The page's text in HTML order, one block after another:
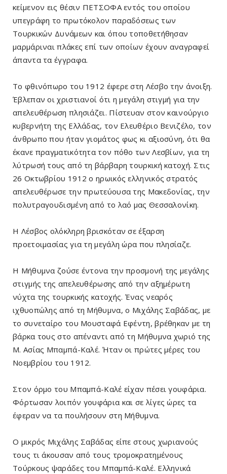
κείμενον εις θέσιν ΠΕΤΣΟΦΑ εντός του οποίου
υπεγράφη το πρωτόκολον παραδόσεως των
Τουρκικών Δυνάμεων και όπου τοποθετήθησαν
μαρμάριναι πλάκες επί των οποίων έχουν αναγραφεί
άπαντα τα έγγραφα.
Το φθινόπωρο του 1912 έφερε στη Λέσβο την άνοιξη.
Έβλεπαν οι χριστιανοί ότι η μεγάλη στιγμή για την
απελευθέρωση πλησιάζει. Πίστευαν στον καινούργιο
κυβερνήτη της Ελλάδας, τον Ελευθέριο Βενιζέλο, τον
άνθρωπο που ήταν γιομάτος φως κι αξιοσύνη, ότι θα
έκανε πραγματικότητα τον πόθο των Λεσβίων, για τη
λύτρωσή τους από τη βάρβαρη τουρκική κατοχή. Στις
26 Οκτωβρίου 1912 ο ηρωικός ελληνικός στρατός
απελευθέρωσε την πρωτεύουσα της Μακεδονίας, την
πολυτραγουδισμένη από το λαό μας Θεσσαλονίκη.
Η Λέσβος ολόκληρη βρισκόταν σε έξαρση
προετοιμασίας για τη μεγάλη ώρα που πλησίαζε.
Η Μήθυμνα ζούσε έντονα την προσμονή της μεγάλης
στιγμής της απελευθέρωσης από την αξημέρωτη
νύχτα της τουρκικής κατοχής. Ένας νεαρός
ιχθυοπώλης από τη Μήθυμνα, ο Μιχάλης Σαβάδας, με
το συνεταίρο του Μουσταφά Εφέντη, βρέθηκαν με τη
βάρκα τους στο απέναντι από τη Μήθυμνα χωριό της
Μ. Ασίας Μπαμπά-Καλέ. Ήταν οι πρώτες μέρες του
Νοεμβρίου του 1912.
Στον όρμο του Μπαμπά-Καλέ είχαν πέσει γουφάρια.
Φόρτωσαν λοιπόν γουφάρια και σε λίγες ώρες τα
έφεραν να τα πουλήσουν στη Μήθυμνα.
O μικρός Μιχάλης Σαβάδας είπε στους χωριανούς
τους τι άκουσαν από τους τρομοκρατημένους
Τούρκους ψαράδες του Μπαμπά-Καλέ. Ελληνικά